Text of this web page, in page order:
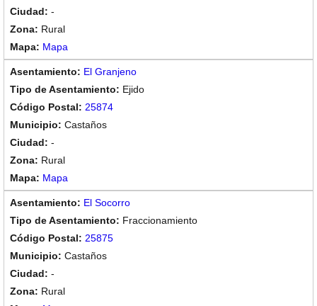
-
Rural
Mapa
El Granjeno
Ejido
25874
Castaños
-
Rural
Mapa
El Socorro
Fraccionamiento
25875
Castaños
-
Rural